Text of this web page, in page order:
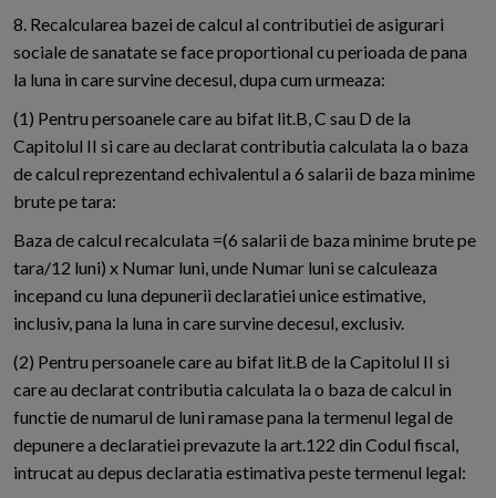
8. Recalcularea bazei de calcul al contributiei de asigurari
sociale de sanatate se face proportional cu perioada de pana
la luna in care survine decesul, dupa cum urmeaza:
(1) Pentru persoanele care au bifat lit.B, C sau D de la
Capitolul II si care au declarat contributia calculata la o baza
de calcul reprezentand echivalentul a 6 salarii de baza minime
brute pe tara:
Baza de calcul recalculata =(6 salarii de baza minime brute pe
tara/12 luni) x Numar luni, unde Numar luni se calculeaza
incepand cu luna depunerii declaratiei unice estimative,
inclusiv, pana la luna in care survine decesul, exclusiv.
(2) Pentru persoanele care au bifat lit.B de la Capitolul II si
care au declarat contributia calculata la o baza de calcul in
functie de numarul de luni ramase pana la termenul legal de
depunere a declaratiei prevazute la art.122 din Codul fiscal,
intrucat au depus declaratia estimativa peste termenul legal: